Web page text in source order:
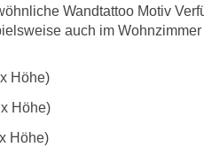
Wandtattoo Motiv
auch im
Höhe)
Höhe)
Höhe)